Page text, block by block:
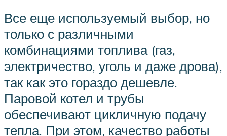
Все еще используемый выбор, но
только с различными
комбинациями топлива (газ,
электричество, уголь и даже дрова),
так как это гораздо дешевле.
Паровой котел и трубы
обеспечивают цикличную подачу
тепла. При этом, качество работы